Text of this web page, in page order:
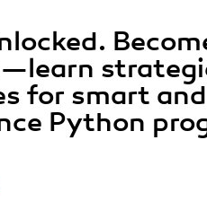
for smart
Python